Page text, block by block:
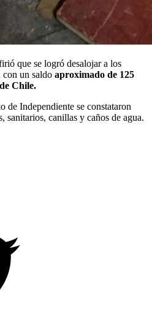
que se logró desalojar a los
con un saldo aproximado de 125
Chile.
de Independiente se constataron
sanitarios, canillas y caños de agua.